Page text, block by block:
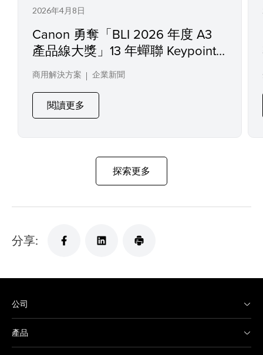
2026年4月8日
Canon 勇奪「BLI 2026 年度 A3
產品線大獎」13 年蟬聯 Keypoint
Intelligence 大獎，改寫業界全新
紀錄
商用解決方案 企業新聞
閱讀更多
探索更多
分享:
公司
產品